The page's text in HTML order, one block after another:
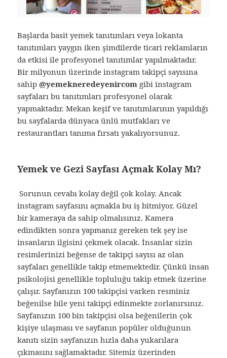
Başlarda basit yemek tanıtımları veya lokanta
tanıtımları yaygın iken şimdilerde ticari reklamların
da etkisi ile profesyonel tanıtımlar yapılmaktadır.
Bir milyonun üzerinde instagram takipçi sayısına
sahip@yemekneredeyenircom gibi instagram
sayfaları bu tanıtımları profesyonel olarak
yapmaktadır. Mekan keşif ve tanıtımlarının yapıldığı
bu sayfalarda dünyaca ünlü mutfakları ve
restaurantları tanıma fırsatı yakalıyorsunuz.
Yemek ve Gezi Sayfası Açmak Kolay Mı?
Sorunun cevabı kolay değil çok kolay. Ancak
instagram sayfasını açmakla bu iş bitmiyor. Güzel
bir kameraya da sahip olmalısınız. Kamera
edindikten sonra yapmanız gereken tek şey ise
insanların ilgisini çekmek olacak. İnsanlar sizin
resimlerinizi beğense de takipçi sayısı az olan
sayfaları genellikle takip etmemektedir. Çünkü insan
psikolojisi genellikle topluluğu takip etmek üzerine
çalışır. Sayfanızın 100 takipçisi varken resminiz
beğenilse bile yeni takipçi edinmekte zorlanırsınız.
Sayfanızın 100 bin takipçisi olsa beğenilerin çok
kişiye ulaşması ve sayfanın popüler olduğunun
kanıtı sizin sayfanızın hızla daha yukarılara
çıkmasını sağlamaktadır. Sitemiz üzerinden